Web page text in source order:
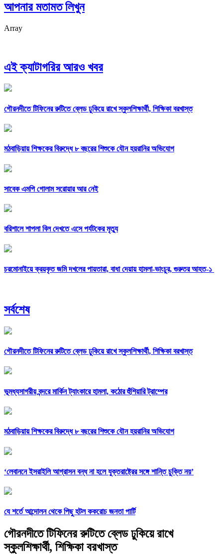
আপনার মতামত লিখুন
Array
এই ক্যাটাগরির আরও খবর
গৌরনদীতে টিফিনের রুটিতে ব্লেড ঢুকিয়ে রাখে স্কুলশিক্ষার্থী, শিক্ষিকা বরখাস্ত
মঠবাড়িয়ায় শিক্ষকের বিরুদ্ধে ৮ বছরের শিশুকে যৌন হয়রানির অভিযোগ
সাবেক এমপি গোলাম সরোয়ার আর নেই
বরিশালে শাপলা বিল দেখতে এসে পর্যটকের মৃত্যু
চরমোনাইয়ে ক্রয়কৃত জমি দখলের পায়তারা, বাধা দেয়ায় হামলা-ভাংচুর, গুরুতর আহত-১
সর্বশেষ
গৌরনদীতে টিফিনের রুটিতে ব্লেড ঢুকিয়ে রাখে স্কুলশিক্ষার্থী, শিক্ষিকা বরখাস্ত
ভূমধ্যসাগরীয় বন্দরে মার্কিন ট্যাংকারে হামলা, কঠোর হুঁশিয়ারি ট্রাম্পের
মঠবাড়িয়ায় শিক্ষকের বিরুদ্ধে ৮ বছরের শিশুকে যৌন হয়রানির অভিযোগ
‘লেবাননে ইসরাইলি আগ্রাসন বন্ধ না হলে যুক্তরাষ্ট্রের সঙ্গে শান্তি চুক্তি নয়’
যে শর্তে আন্দোলন থেকে পিছু হটল ককরোচ জনতা পার্টি
গৌরনদীতে টিফিনের রুটিতে ব্লেড ঢুকিয়ে রাখে
স্কুলশিক্ষার্থী, শিক্ষিকা বরখাস্ত